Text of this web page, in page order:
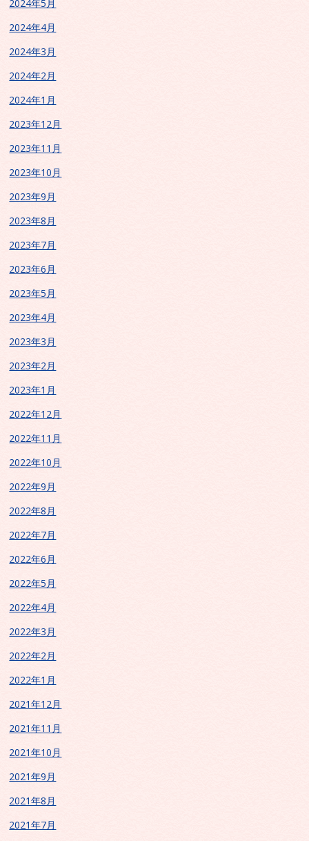
2024年5月
2024年4月
2024年3月
2024年2月
2024年1月
2023年12月
2023年11月
2023年10月
2023年9月
2023年8月
2023年7月
2023年6月
2023年5月
2023年4月
2023年3月
2023年2月
2023年1月
2022年12月
2022年11月
2022年10月
2022年9月
2022年8月
2022年7月
2022年6月
2022年5月
2022年4月
2022年3月
2022年2月
2022年1月
2021年12月
2021年11月
2021年10月
2021年9月
2021年8月
2021年7月